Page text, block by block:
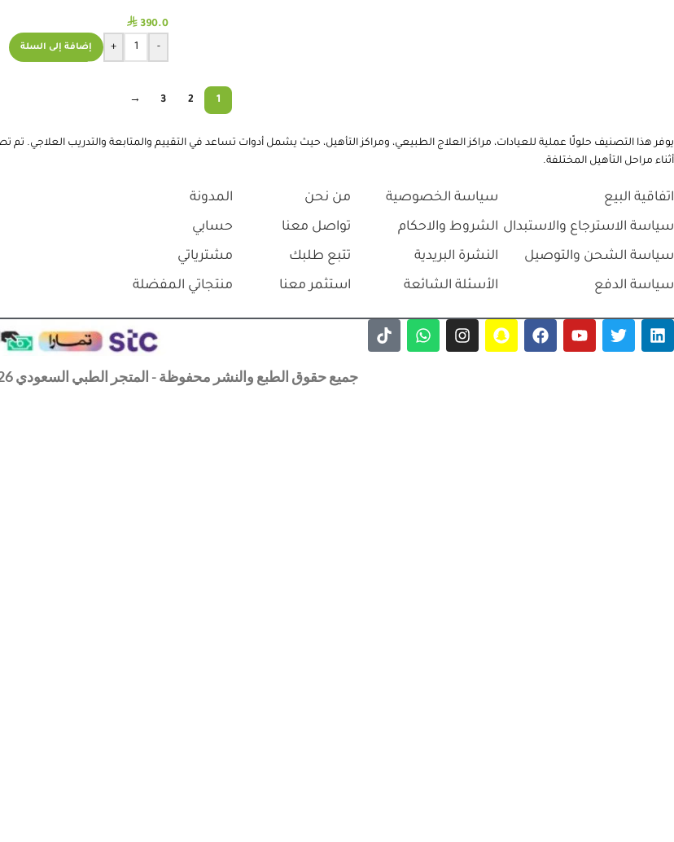
⃁ 390.0
-
+ إضافة إلى السلة
1
2
3
→
يوفر هذا التصنيف حلولًا عملية للعيادات، مراكز العلاج الطبيعي، ومراكز التأهيل، حيث يشمل أدوات تساعد في التقييم والمتابعة والتدريب
أثناء مراحل التأهيل المختلفة.
اتفاقية البيع
سياسة الاسترجاع والاستبدال
سياسة الشحن والتوصيل
سياسة الدفع
سياسة الخصوصية
الشروط والاحكام
النشرة البريدية
الأسئلة الشائعة
من نحن
تواصل معنا
تتبع طلبك
استثمر معنا
المدونة
حسابي
مشترياتي
منتجاتي المفضلة
جميع حقوق الطبع والنشر محفوظة - المتجر الطبي السعودي 2026©